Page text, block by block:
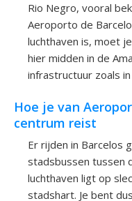
Rio Negro, vooral
Aeroporto de
luchthaven is, moet
hier midden in de
infrastructuur zoals in
Hoe je van
centrum reist
Er rijden in Barcelos
stadsbussen tussen
luchthaven ligt op
stadshart. Je bent